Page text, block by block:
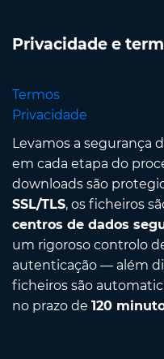
Privacidade e
Termos
Privacidade
Levamos a segurança
em cada etapa do
downloads são
SSL/TLS, os ficheiros
centros de dados
um rigoroso controlo
autenticação — além
ficheiros são
no prazo de 120